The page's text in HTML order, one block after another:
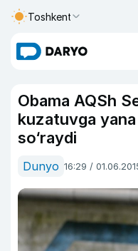
Toshkent
Obama AQSh
kuzatuvga
so‘raydi
Dunyo 16:29 /